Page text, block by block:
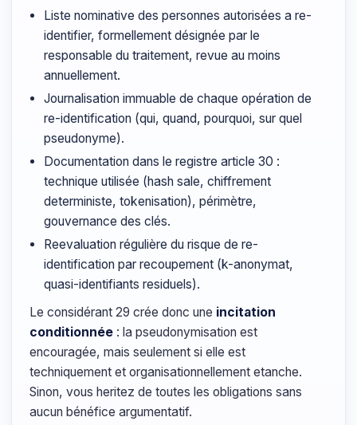
Liste nominative des personnes autorisées a re-
identifier, formellement désignée par le
responsable du traitement, revue au moins
annuellement.
Journalisation immuable de chaque opération de
re-identification (qui, quand, pourquoi, sur quel
pseudonyme).
Documentation dans le registre article 30 :
technique utilisée (hash sale, chiffrement
deterministe, tokenisation), périmètre,
gouvernance des clés.
Reevaluation régulière du risque de re-
identification par recoupement (k-anonymat,
quasi-identifiants residuels).
Le considérant 29 crée donc une incitation
conditionnée : la pseudonymisation est
encouragée, mais seulement si elle est
techniquement et organisationnellement etanche.
Sinon, vous heritez de toutes les obligations sans
aucun bénéfice argumentatif.